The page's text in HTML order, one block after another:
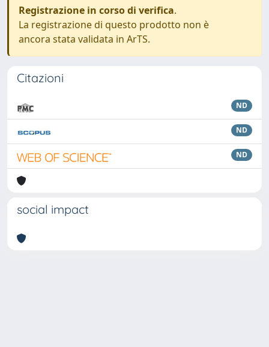
Registrazione in corso di verifica.
La registrazione di questo prodotto non è
ancora stata validata in ArTS.
Citazioni
ND
ND
ND
social impact